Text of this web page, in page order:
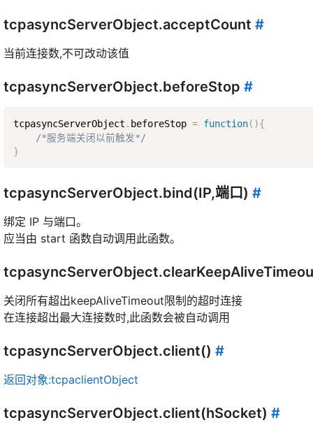
tcpasyncServerObject.acceptCount #
当前连接数,不可改动该值
tcpasyncServerObject.beforeStop #
tcpasyncServerObject . beforeStop = function( ){
/*服务端关闭以前触发*/
}
tcpasyncServerObject.bind(IP,端口) #
绑定 IP 与端口。
应当由 start 函数自动调用此函数。
关闭所有超出keepAliveTimeout限制的超时连接
在连接超出最大连接数时,此函数会被自动调用
tcpasyncServerObject.client() #
返回对象:tcpaclientObject
tcpasyncServerObject.client(hSocket) #